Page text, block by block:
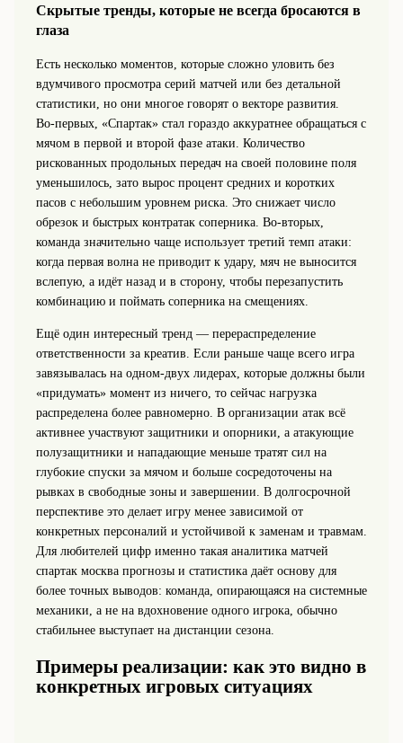
Скрытые тренды, которые не всегда бросаются в
глаза
Есть несколько моментов, которые сложно уловить без
вдумчивого просмотра серий матчей или без детальной
статистики, но они многое говорят о векторе развития.
Во‑первых, «Спартак» стал гораздо аккуратнее обращаться с
мячом в первой и второй фазе атаки. Количество
рискованных продольных передач на своей половине поля
уменьшилось, зато вырос процент средних и коротких
пасов с небольшим уровнем риска. Это снижает число
обрезок и быстрых контратак соперника. Во‑вторых,
команда значительно чаще использует третий темп атаки:
когда первая волна не приводит к удару, мяч не выносится
вслепую, а идёт назад и в сторону, чтобы перезапустить
комбинацию и поймать соперника на смещениях.
Ещё один интересный тренд — перераспределение
ответственности за креатив. Если раньше чаще всего игра
завязывалась на одном-двух лидерах, которые должны были
«придумать» момент из ничего, то сейчас нагрузка
распределена более равномерно. В организации атак всё
активнее участвуют защитники и опорники, а атакующие
полузащитники и нападающие меньше тратят сил на
глубокие спуски за мячом и больше сосредоточены на
рывках в свободные зоны и завершении. В долгосрочной
перспективе это делает игру менее зависимой от
конкретных персоналий и устойчивой к заменам и травмам.
Для любителей цифр именно такая аналитика матчей
спартак москва прогнозы и статистика даёт основу для
более точных выводов: команда, опирающаяся на системные
механики, а не на вдохновение одного игрока, обычно
стабильнее выступает на дистанции сезона.
Примеры реализации: как это видно в
конкретных игровых ситуациях